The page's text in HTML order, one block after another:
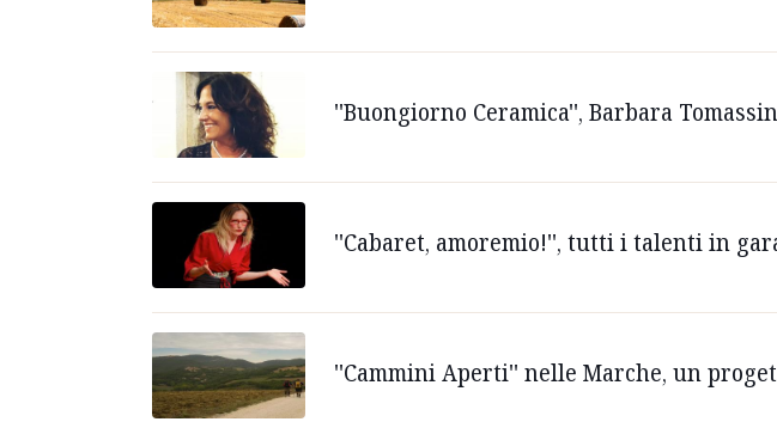
''Buongiorno Ceramica'', Barbara
''Cabaret, amoremio!'', tutti i talenti in
''Cammini Aperti'' nelle Marche, un